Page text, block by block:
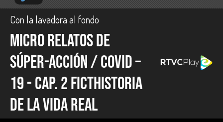
Con la lavadora al fondo
Micro relatos de
súper-acción / COVID –
19 - Cap. 2 Ficthistoria
de la vida real